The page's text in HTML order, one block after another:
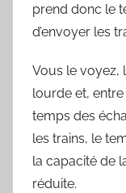
prend donc le
d’envoyer les
Vous le voyez,
lourde et, entre
temps des
les trains, le
la capacité de
réduite.